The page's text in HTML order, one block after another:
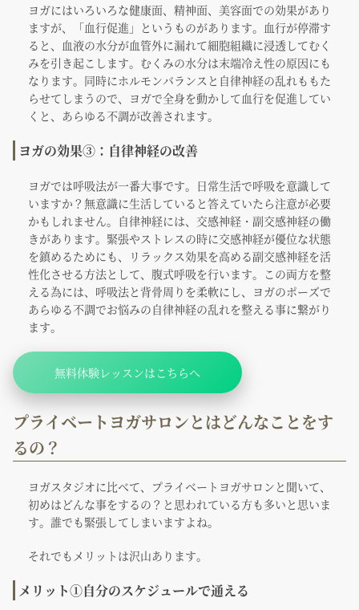
ヨガにはいろいろな健康面、精神面、美容面での効果があり
ますが、「血行促進」というものがあります。血行が停滞す
ると、血液の水分が血管外に漏れて細胞組織に浸透してむく
みを引き起こします。むくみの水分は末端冷え性の原因にも
なります。同時にホルモンバランスと自律神経の乱れももた
らせてしまうので、ヨガで全身を動かして血行を促進してい
くと、あらゆる不調が改善されます。
ヨガの効果③：自律神経の改善
ヨガでは呼吸法が一番大事です。日常生活で呼吸を意識して
いますか？無意識に生活していると答えていたら注意が必要
かもしれません。自律神経には、交感神経・副交感神経の働
きがあります。緊張やストレスの時に交感神経が優位な状態
を鎮めるためにも、リラックス効果を高める副交感神経を活
性化させる方法として、腹式呼吸を行います。この両方を整
える為には、呼吸法と背骨周りを柔軟にし、ヨガのポーズで
あらゆる不調でお悩みの自律神経の乱れを整える事に繋がり
ます。
無料体験レッスンはこちらへ
プライベートヨガサロンとはどんなことをす
るの？
ヨガスタジオに比べて、プライベートヨガサロンと聞いて、
初めはどんな事をするの？と思われている方も多いと思いま
す。誰でも緊張してしまいますよね。
それでもメリットは沢山あります。
メリット①自分のスケジュールで通える